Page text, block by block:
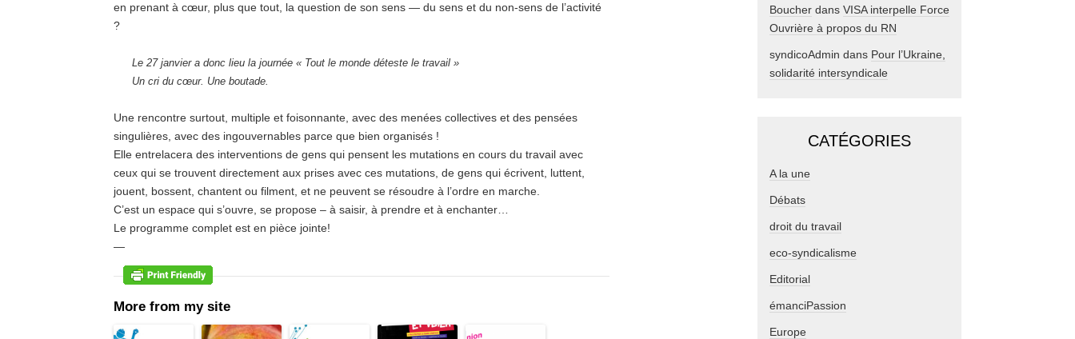
en prenant à cœur, plus que tout, la question de son sens — du sens et du non-sens de l’activité
?
Le 27 janvier a donc lieu la journée « Tout le monde déteste le travail »
Un cri du cœur. Une boutade.
Une rencontre surtout, multiple et foisonnante, avec des menées collectives et des pensées
singulières, avec des ingouvernables parce que bien organisés !
Elle entrelacera des interventions de gens qui pensent les mutations en cours du travail avec
ceux qui se trouvent directement aux prises avec ces mutations, de gens qui écrivent, luttent,
jouent, bossent, chantent ou filment, et ne peuvent se résoudre à l’ordre en marche.
C’est un espace qui s’ouvre, se propose – à saisir, à prendre et à enchanter…
Le programme complet est en pièce jointe!
—
More from my site
Boucher dans VISA interpelle Force
Ouvrière à propos du RN
syndicoAdmin dans Pour l’Ukraine,
solidarité intersyndicale
CATÉGORIES
A la une
Débats
droit du travail
eco-syndicalisme
Editorial
émanciPassion
Europe